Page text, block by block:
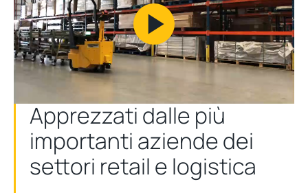
Play
Video
Apprezzati dalle più
importanti aziende dei
settori retail e logistica